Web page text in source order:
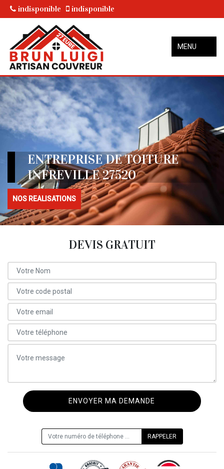
indisponible indisponible
MENU
ENTREPRISE DE TOITURE
INFREVILLE 27520
NOS REALISATIONS
DEVIS GRATUIT